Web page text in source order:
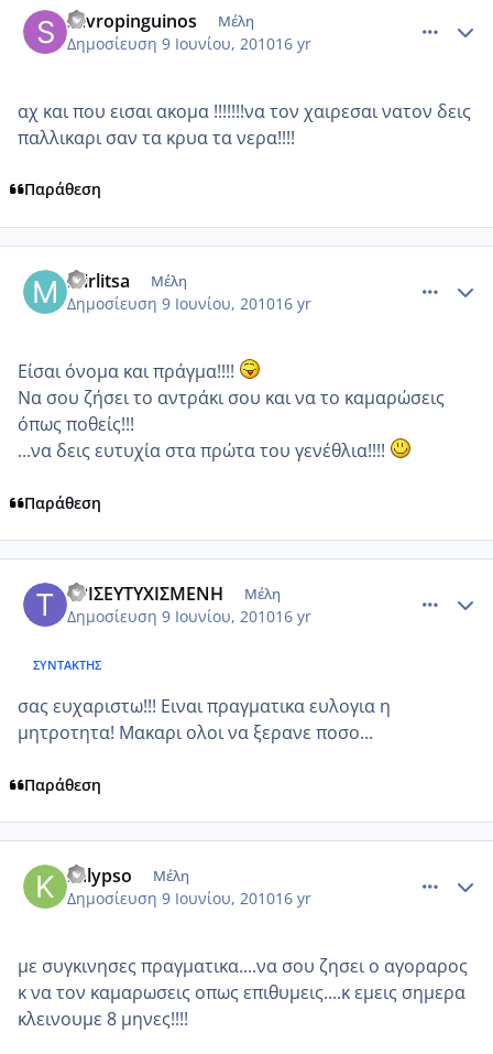
savropinguinos Μέλη
Δημοσίευση 9 Ιουνίου, 201016 yr
αχ και που εισαι ακομα !!!!!!!να τον χαιρεσαι νατον δεις
παλλικαρι σαν τα κρυα τα νερα!!!!
Παράθεση
mirlitsa Μέλη
Δημοσίευση 9 Ιουνίου, 201016 yr
Είσαι όνομα και πράγμα!!!!
Να σου ζήσει το αντράκι σου και να το καμαρώσεις
όπως ποθείς!!!
...να δεις ευτυχία στα πρώτα του γενέθλια!!!!
Παράθεση
ΤΡΙΣΕΥΤΥΧΙΣΜΕΝΗ Μέλη
Δημοσίευση 9 Ιουνίου, 201016 yr
ΣΥΝΤΆΚΤΗΣ
σας ευχαριστω!!! Ειναι πραγματικα ευλογια η
μητροτητα! Μακαρι ολοι να ξερανε ποσο...
Παράθεση
kalypso Μέλη
Δημοσίευση 9 Ιουνίου, 201016 yr
με συγκινησες πραγματικα....να σου ζησει ο αγοραρος
κ να τον καμαρωσεις οπως επιθυμεις....κ εμεις σημερα
κλεινουμε 8 μηνες!!!!